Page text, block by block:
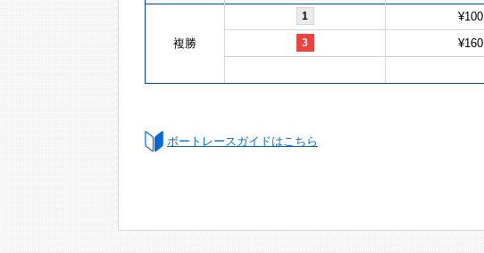
複勝
1 ¥100
3 ¥160
ボートレースガイドはこちら